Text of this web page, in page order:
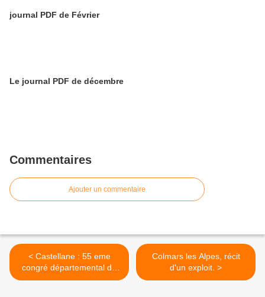
journal PDF de Février
Le journal PDF de décembre
Commentaires
Ajouter un commentaire
< Castellane : 55 eme
congré départemental de
l'union de l’Union
Colmars les Alpes, récit
d'un exploit. >